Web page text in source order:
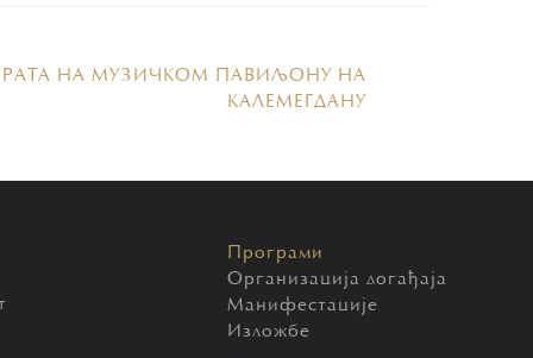
НА МУЗИЧКОМ ПАВИЉОНУ НА
КАЛЕМЕГДАНУ
Програми
Организација догађаја
Манифестације
Изложбе